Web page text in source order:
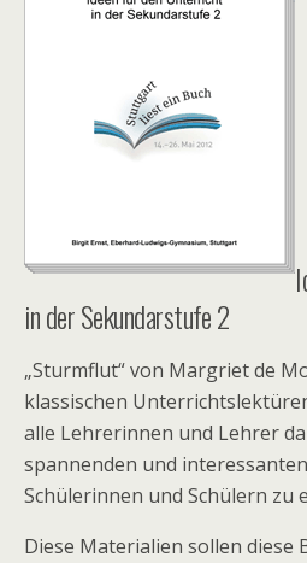
in der Sekundarstufe 2
„Sturmflut“ von Margriet de
klassischen
alle Lehrerinnen und Lehrer
spannenden und
Schülerinnen und Schülern zu
Diese Materialien sollen diese